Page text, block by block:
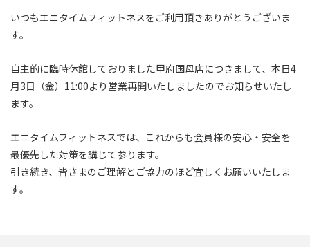
いつもエニタイムフィットネスをご利用頂きありがとうございま
す。
自主的に臨時休館しておりました甲府国母店につきまして、本日4
月3日（金）11:00より営業再開いたしましたのでお知らせいたし
ます。
エニタイムフィットネスでは、これからも会員様の安心・安全を
最優先した対策を講じて参ります。
引き続き、皆さまのご理解とご協力のほど宜しくお願いいたしま
す。